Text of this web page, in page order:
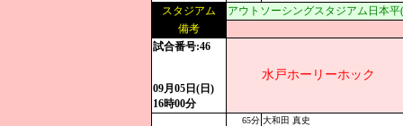
スタジアム
アウトソーシングスタジアム日本
備考
試合番号:46
09月05日(日)
16時00分
水戸ホーリーホック
65分 大和田 真史